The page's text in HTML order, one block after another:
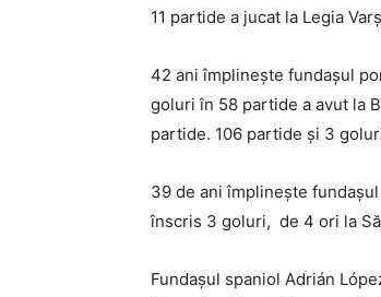
11 partide a jucat la Legia
42 ani împlinește fundașul
goluri în 58 partide a avut la
partide. 106 partide și 3
39 de ani împlinește
înscris 3 goluri, de 4 ori la
Fundașul spaniol Adrián